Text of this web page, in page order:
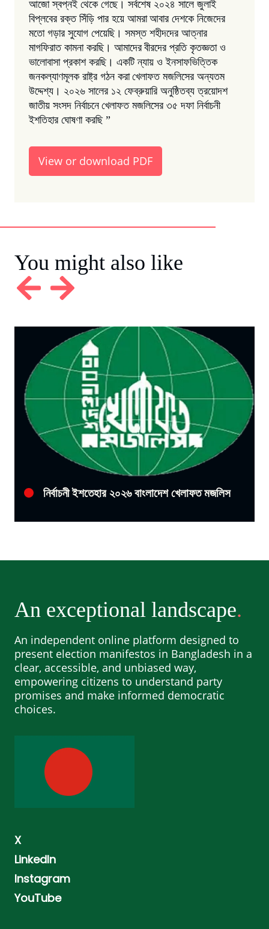
আজো স্বপ্নই থেকে গেছে। সর্বশেষ ২০২৪ সালে জুলাই
বিপ্লবের রক্ত সিঁড়ি পার হয়ে আমরা আবার দেশকে নিজেদের
মতো গড়ার সুযোগ পেয়েছি। সমস্ত শহীদদের আত্নার
মাগফিরাত কামনা করছি। আমাদের বীরদের প্রতি কৃতজ্ঞতা ও
ভালোবাসা প্রকাশ করছি। একটি ন্যায় ও ইনসাফভিত্তিক
জনকল্যাণমূলক রাষ্ট্র গঠন করা খেলাফত মজলিসের অন্যতম
উদ্দেশ্য। ২০২৬ সালের ১২ ফেব্রুয়ারি অনুষ্ঠিতব্য ত্রয়োদশ
জাতীয় সংসদ নির্বাচনে খেলাফত মজলিসের ৩৫ দফা নির্বাচনী
ইশতিহার ঘোষণা করছি ”
View or download PDF
You might also like
নির্বাচনী ইশতেহার ২০২৬ বাংলাদেশ খেলাফত মজলিস
An exceptional landscape
An independent online platform designed to
present election manifestos in Bangladesh in a
clear, accessible, and unbiased way,
empowering citizens to understand party
promises and make informed democratic
choices.
X
LinkedIn
Instagram
YouTube